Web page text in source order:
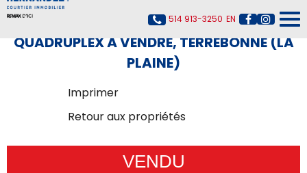
514 913-3250 EN
QUADRUPLEX À VENDRE, TERREBONNE (LA
PLAINE)
Imprimer
Retour aux propriétés
VENDU